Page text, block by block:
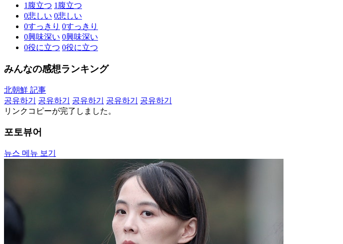
1 腹立つ 1 腹立つ
0悲しい 0悲しい
0すっきり 0すっきり
0興味深い 0興味深い
0役に立つ 0役に立つ
みんなの感想ランキング
北朝鮮 記事
공유하기
공유하기 공유하기 공유하기
공유하기
リンクコピーが完了しました。
포토뷰어
뉴스 메뉴 보기